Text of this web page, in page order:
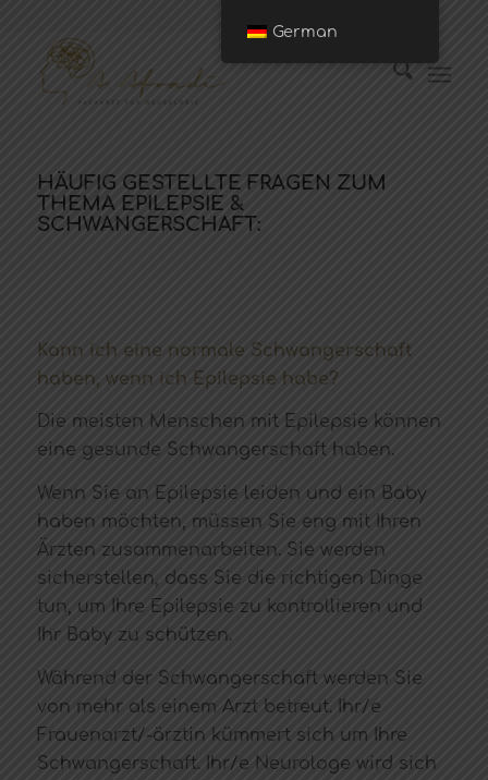
HÄUFIG GESTELLTE FRAGEN ZUM
THEMA EPILEPSIE &
SCHWANGERSCHAFT:
Kann ich eine normale Schwangerschaft
haben, wenn ich Epilepsie habe?
Die meisten Menschen mit Epilepsie können
eine gesunde Schwangerschaft haben.
Wenn Sie an Epilepsie leiden und ein Baby
haben möchten, müssen Sie eng mit Ihren
Ärzten zusammenarbeiten. Sie werden
sicherstellen, dass Sie die richtigen Dinge
tun, um Ihre Epilepsie zu kontrollieren und
Ihr Baby zu schützen.
Während der Schwangerschaft werden Sie
von mehr als einem Arzt betreut. Ihr/e
Frauenarzt/-ärztin kümmert sich um Ihre
Schwangerschaft. Ihr/e Neurologe wird sich
German